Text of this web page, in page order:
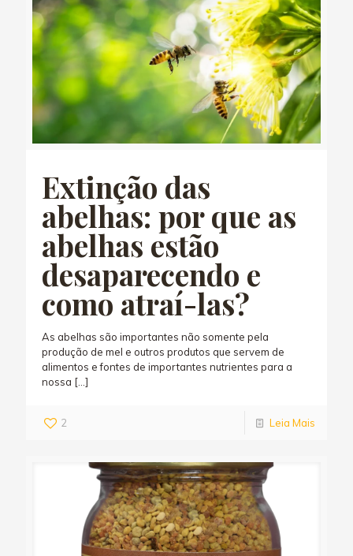
Extinção das
abelhas: por que as
abelhas estão
desaparecendo e
como atraí-las?
As abelhas são importantes não somente pela
produção de mel e outros produtos que servem de
alimentos e fontes de importantes nutrientes para a
nossa […]
2 Leia Mais